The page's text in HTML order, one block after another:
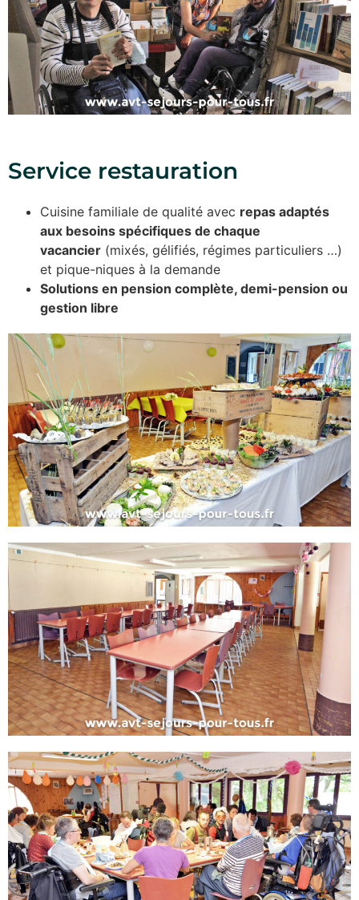
Service restauration
Cuisine familiale de qualité avec repas adaptés
aux besoins spécifiques de chaque
vacancier (mixés, gélifiés, régimes particuliers …)
et pique-niques à la demande
Solutions en pension complète, demi-pension ou
gestion libre